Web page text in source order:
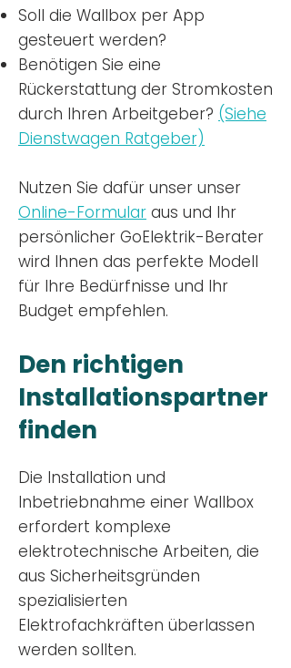
Soll die Wallbox per App
gesteuert werden?
Benötigen Sie eine
Rückerstattung der Stromkosten
durch Ihren Arbeitgeber? (Siehe
Dienstwagen Ratgeber)
Nutzen Sie dafür unser unser
Online-Formular aus und Ihr
persönlicher GoElektrik-Berater
wird Ihnen das perfekte Modell
für Ihre Bedürfnisse und Ihr
Budget empfehlen.
Den richtigen
Installationspartner
finden
Die Installation und
Inbetriebnahme einer Wallbox
erfordert komplexe
elektrotechnische Arbeiten, die
aus Sicherheitsgründen
spezialisierten
Elektrofachkräften überlassen
werden sollten.